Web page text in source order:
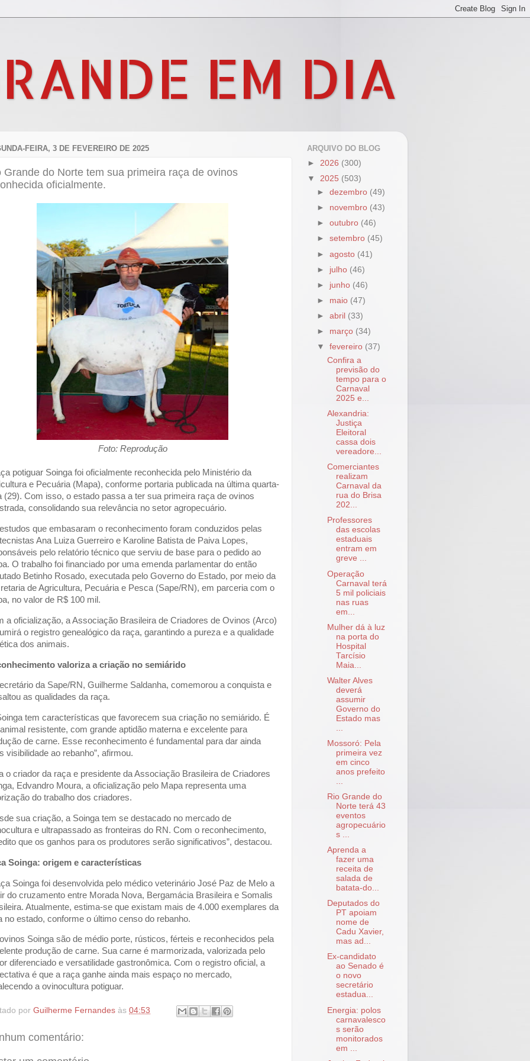
EM DIA
FEIRA, 3 DE FEVEREIRO DE 2025
Grande do Norte tem sua primeira raça de ovinos
oficialmente.
Foto: Reprodução
potiguar Soinga foi oficialmente reconhecida pelo Ministério da
e Pecuária (Mapa), conforme portaria publicada na última quarta-
(29). Com isso, o estado passa a ter sua primeira raça de ovinos
consolidando sua relevância no setor agropecuário.
que embasaram o reconhecimento foram conduzidos pelas
Ana Luiza Guerreiro e Karoline Batista de Paiva Lopes,
pelo relatório técnico que serviu de base para o pedido ao
O trabalho foi financiado por uma emenda parlamentar do então
Betinho Rosado, executada pelo Governo do Estado, por meio da
de Agricultura, Pecuária e Pesca (Sape/RN), em parceria com o
no valor de R$ 100 mil.
a oficialização, a Associação Brasileira de Criadores de Ovinos (Arco)
o registro genealógico da raça, garantindo a pureza e a qualidade
dos animais.
valoriza a criação no semiárido
da Sape/RN, Guilherme Saldanha, comemorou a conquista e
as qualidades da raça.
tem características que favorecem sua criação no semiárido. É
resistente, com grande aptidão materna e excelente para
de carne. Esse reconhecimento é fundamental para dar ainda
visibilidade ao rebanho”, afirmou.
o criador da raça e presidente da Associação Brasileira de Criadores
Edvandro Moura, a oficialização pelo Mapa representa uma
do trabalho dos criadores.
sua criação, a Soinga tem se destacado no mercado de
e ultrapassado as fronteiras do RN. Com o reconhecimento,
que os ganhos para os produtores serão significativos”, destacou.
Soinga: origem e características
Soinga foi desenvolvida pelo médico veterinário José Paz de Melo a
do cruzamento entre Morada Nova, Bergamácia Brasileira e Somalis
Atualmente, estima-se que existam mais de 4.000 exemplares da
no estado, conforme o último censo do rebanho.
Soinga são de médio porte, rústicos, férteis e reconhecidos pela
produção de carne. Sua carne é marmorizada, valorizada pelo
diferenciado e versatilidade gastronômica. Com o registro oficial, a
é que a raça ganhe ainda mais espaço no mercado,
a ovinocultura potiguar.
por Guilherme Fernandes às 04:53
comentário:
ARQUIVO DO BLOG
► 2026 (300)
▼ 2025 (503)
►dezembro (49)
► novembro (43)
►outubro (46)
►setembro (45)
►agosto (41)
► julho (46)
► junho (46)
► maio (47)
►abril (33)
► março (34)
▼fevereiro (37)
Confira a
previsão do
tempo para o
Carnaval
2025 e...
Alexandria:
Justiça
Eleitoral
cassa dois
vereadore...
Comerciantes
realizam
Carnaval da
rua do Brisa
202...
Professores
das escolas
estaduais
entram em
greve ...
Operação
Carnaval terá
5 mil policiais
nas ruas
em...
Mulher dá à luz
na porta do
Hospital
Tarcísio
Maia...
Walter Alves
deverá
assumir
Governo do
Estado mas
Mossoró: Pela
primeira vez
em cinco
anos prefeito
Rio Grande do
Norte terá 43
eventos
agropecuário
s ...
Aprenda a
fazer uma
receita de
salada de
batata-do...
Deputados do
PT apoiam
nome de
Cadu Xavier,
mas ad...
Ex-candidato
ao Senado é
o novo
secretário
estadua...
Energia: polos
carnavalesco
s serão
monitorados
em ...